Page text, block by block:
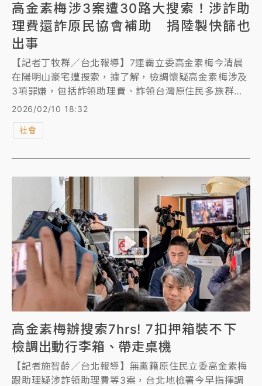
高金素梅涉3案遭30路大搜索！涉詐助
理費還詐原民協會補助 捐陸製快篩也
出事
【記者丁牧群／台北報導】7連霸立委高金素梅今清晨
在陽明山豪宅遭搜索，據了解，檢調懷疑高金素梅涉及
3項罪嫌，包括詐領助理費、詐領台灣原住民多族群文
化交流協會得自原民會、台電、中油的「敦親睦鄰費」
補助款，她另於2022年涉嫌提供未經食藥署核發許可
證的中國大陸製新冠快篩試劑給樁腳，涉犯《貪污治罪
今晨指揮調查局國安站兵分30路搜索高金素梅住處、立
院辦公室等地，約談高金與助理及屏東縣議員越秋女、
台東縣議員陳政宗、花蓮縣議員簡智隆等18人，預計晚
間移送北檢複訊。
2026/02/10 18:32
社會
高金素梅辦搜索7hrs! 7扣押箱裝不下
檢調出動行李箱、帶走桌機
【記者施智齡／台北報導】無黨籍原住民立委高金素梅
跟助理疑涉詐領助理費等3案，台北地檢署今早指揮調